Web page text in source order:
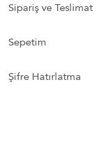
Sipariş ve Teslimat
Sepetim
Şifre Hatırlatma